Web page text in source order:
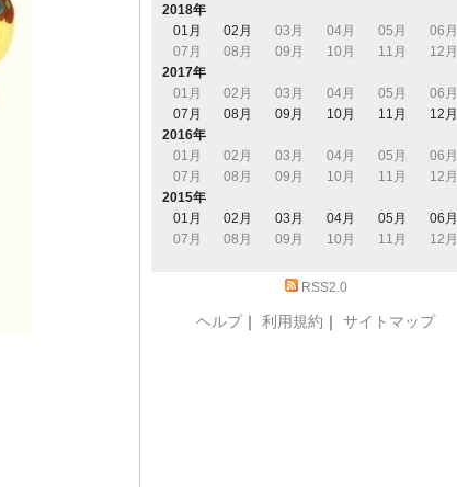
2018年
01月
02月 03月 04月 05月
06月
07月
08月 09月 10月 11月
12月
2017年
01月
02月 03月 04月 05月
06月
07月
08月 09月 10月 11月
12月
2016年
01月
02月 03月 04月 05月
06月
07月
08月 09月 10月 11月
12月
2015年
01月
02月 03月 04月 05月
06月
07月
08月 09月 10月 11月 12月
RSS2.0
ヘルプ｜ 利用規約 ｜ サイトマップ